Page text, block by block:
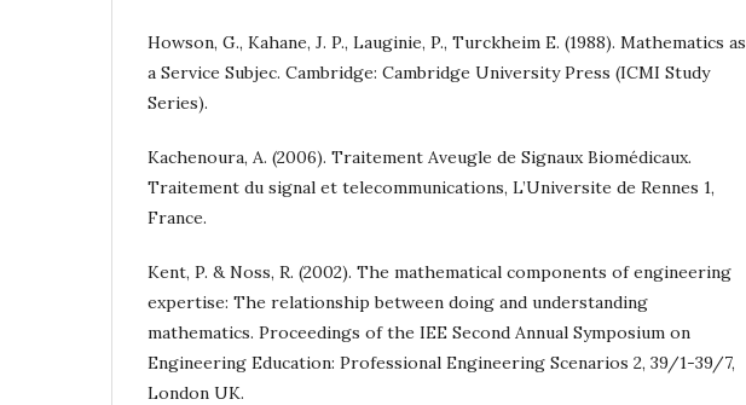
Howson, G., Kahane, J. P., Lauginie, P., Turckheim E. (1988). Mathematics as
a Service Subjec. Cambridge: Cambridge University Press (ICMI Study
Series).
Kachenoura, A. (2006). Traitement Aveugle de Signaux Biomédicaux.
Traitement du signal et telecommunications, L’Universite de Rennes 1,
France.
Kent, P. & Noss, R. (2002). The mathematical components of engineering
expertise: The relationship between doing and understanding
mathematics. Proceedings of the IEE Second Annual Symposium on
Engineering Education: Professional Engineering Scenarios 2, 39/1-39/7,
London UK.